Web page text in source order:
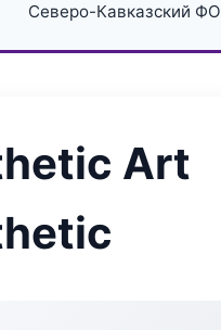
Северо-Кавказский ФО
Art